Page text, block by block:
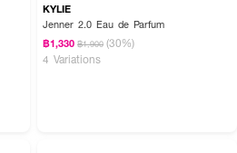
KYLIE
Jenner 2.0 Eau de Parfum
฿1,330 ฿1,900 (30%)
4 Variations